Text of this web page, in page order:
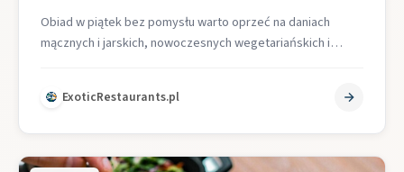
Obiad w piątek bez pomysłu warto oprzeć na daniach
mącznych i jarskich, nowoczesnych wegetariańskich i
ExoticRestaurants.pl